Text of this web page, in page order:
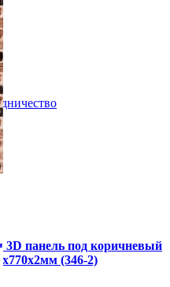
панель под коричневый
(346-2)